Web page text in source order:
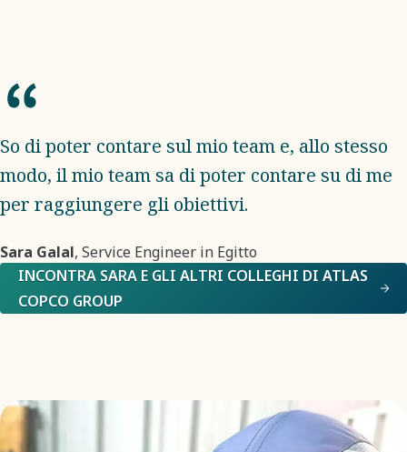
So di poter contare sul mio team e, allo stesso
modo, il mio team sa di poter contare su di me
per raggiungere gli obiettivi.
Sara Galal, Service Engineer in Egitto
INCONTRA SARA E GLI ALTRI COLLEGHI DI ATLAS
COPCO GROUP